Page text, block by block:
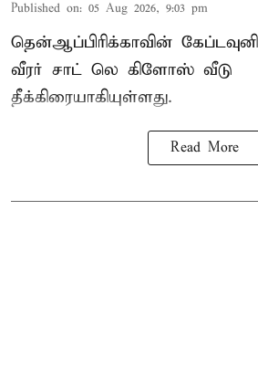
Published on: 05 Aug 2026, 9:03 pm
தென்ஆப்பிரிக்காவின்
வீரர் சாட் லெ கிளோஸ் வீடு
தீக்கிரையாகியுள்ளது.
Read More